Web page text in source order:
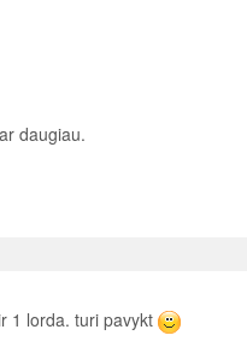
daugiau.
1 lorda. turi pavykt